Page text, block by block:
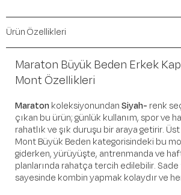
Ürün Özellikleri
Maraton Büyük Beden Erkek
Mont Özellikleri
Maraton koleksiyonundanSiyah- renk
çıkan bu ürün; günlük kullanım, spor ve
rahatlık ve şık duruşu bir araya getirir.
Mont Büyük Beden kategorisindeki bu
giderken, yürüyüşte, antrenmanda ve
planlarında rahatça tercih edilebilir. Sade
sayesinde kombin yapmak kolaydır ve